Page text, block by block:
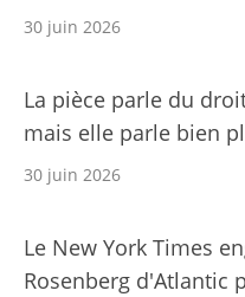
30 juin 2026
La pièce parle du
mais elle parle bien
30 juin 2026
Le New York Times
Rosenberg d'Atlantic